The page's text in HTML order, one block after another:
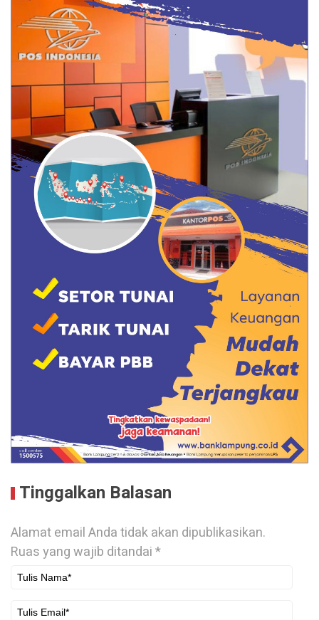
Tinggalkan Balasan
Alamat email Anda tidak akan dipublikasikan.
Ruas yang wajib ditandai*